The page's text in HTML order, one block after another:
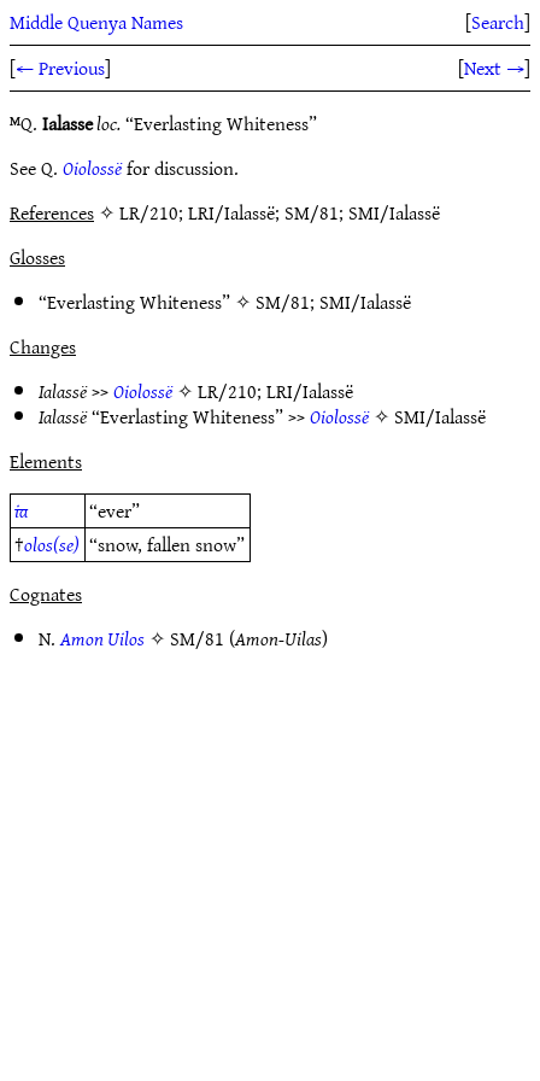
Middle Quenya Names [Search]
[← Previous] [Next →]
ᴹQ.Ialasseloc.“Everlasting Whiteness”
See Q.Oiolossëfor discussion.
References✧ LR/210; LRI/Ialassë; SM/81; SMI/Ialassë
Glosses
“Everlasting Whiteness” ✧ SM/81; SMI/Ialassë
Changes
Ialassë>>Oiolossë✧LR/210;LRI/Ialassë
Ialassë“Everlasting Whiteness” >>Oiolossë✧ SMI/Ialassë
Elements
ia
“ever”
†olos(se) “snow, fallen snow”
Cognates
N.Amon Uilos✧ SM/81 (Amon-Uilas)